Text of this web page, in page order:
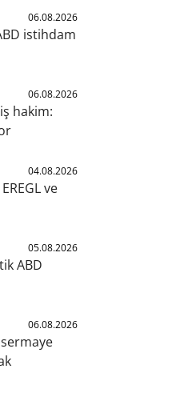
06.08.2026
istihdam
06.08.2026
hakim:
04.08.2026
ve
05.08.2026
ABD
06.08.2026